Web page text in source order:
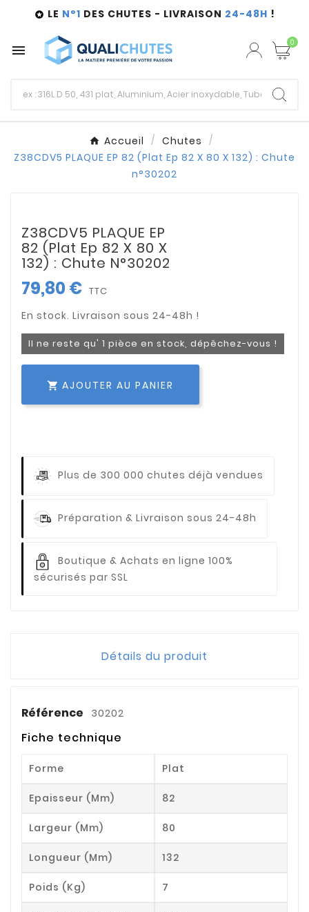
 LE N°1 DES CHUTES - LIVRAISON 24-48H !
 0
Accueil
Chutes
Z38CDV5 PLAQUE EP 82 (Plat Ep 82 X 80 X 132) : Chute
n°30202
Z38CDV5 PLAQUE EP
82 (Plat Ep 82 X 80 X
132) : Chute N°30202
79,80 € TTC
Il ne reste qu' 1 pièce en stock, dépêchez-vous !
 AJOUTER AU PANIER
Plus de 300 000 chutes déjà vendues
Préparation & Livraison sous 24-48h
Boutique & Achats en ligne 100%
sécurisés par SSL
Détails du produit
Référence 30202
Fiche technique
Forme Plat
Epaisseur (mm) 82
Largeur (mm) 80
Longueur (mm) 132
Poids (kg) 7